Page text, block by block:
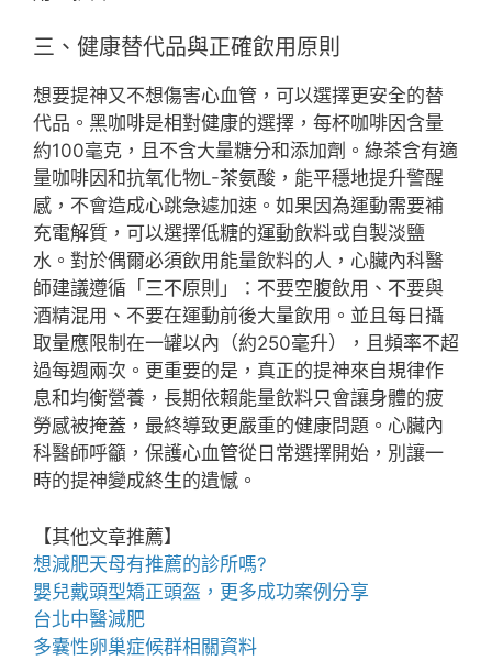
三、健康替代品與正確飲用原則
想要提神又不想傷害心血管，可以選擇更安全的替
代品。黑咖啡是相對健康的選擇，每杯咖啡因含量
約100毫克，且不含大量糖分和添加劑。綠茶含有適
量咖啡因和抗氧化物L-茶氨酸，能平穩地提升警醒
感，不會造成心跳急遽加速。如果因為運動需要補
充電解質，可以選擇低糖的運動飲料或自製淡鹽
水。對於偶爾必須飲用能量飲料的人，心臟內科醫
師建議遵循「三不原則」：不要空腹飲用、不要與
酒精混用、不要在運動前後大量飲用。並且每日攝
取量應限制在一罐以內（約250毫升），且頻率不超
過每週兩次。更重要的是，真正的提神來自規律作
息和均衡營養，長期依賴能量飲料只會讓身體的疲
勞感被掩蓋，最終導致更嚴重的健康問題。心臟內
科醫師呼籲，保護心血管從日常選擇開始，別讓一
時的提神變成終生的遺憾。
【其他文章推薦】
想減肥天母有推薦的診所嗎?
嬰兒戴頭型矯正頭盔，更多成功案例分享
台北中醫減肥
多囊性卵巢症候群相關資料